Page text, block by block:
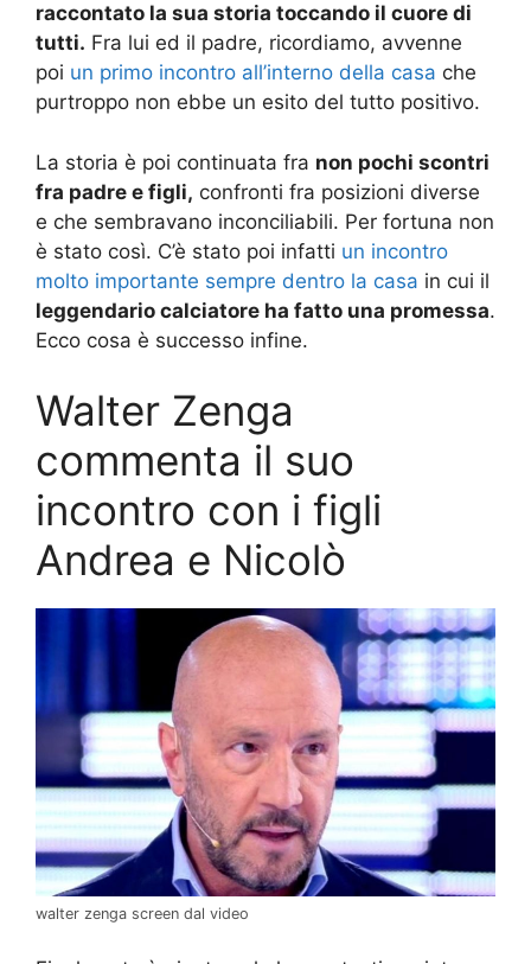
raccontato la sua storia toccando il cuore di
tutti. Fra lui ed il padre, ricordiamo, avvenne
poi un primo incontro all’interno della casa che
purtroppo non ebbe un esito del tutto positivo.
La storia è poi continuata fra non pochi scontri
fra padre e figli, confronti fra posizioni diverse
e che sembravano inconciliabili. Per fortuna non
è stato così. C’è stato poi infatti un incontro
molto importante sempre dentro la casa in cui il
leggendario calciatore ha fatto una promessa.
Ecco cosa è successo infine.
Walter Zenga
commenta il suo
incontro con i figli
Andrea e Nicolò
walter zenga screen dal video